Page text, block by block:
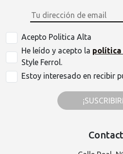
Acepto Politica Alta
He leído y acepto la política
Style Ferrol.
Estoy interesado en recibir